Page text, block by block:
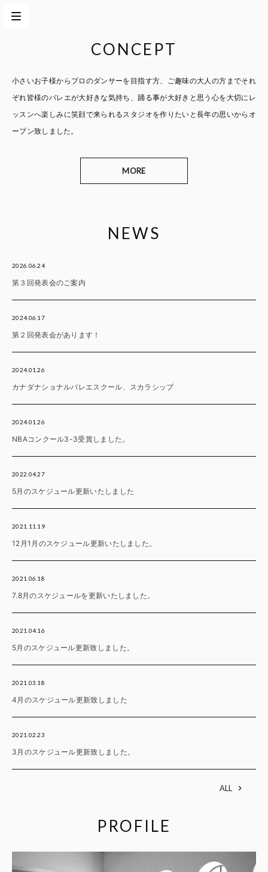
CONCEPT
小さいお子様からプロのダンサーを目指す方、 ご趣味の大人の方までそれ
ぞれ皆様のバレエが大好きな気持ち、踊る事が大好きと思う心を大切に レ
ッスンへ楽しみに笑顔で来られるスタジオを作りたいと長年の思いからオ
ープン致しました。
MORE
NEWS
2026.06.24
第３回発表会のご案内
2024.06.17
第２回発表会があります！
2024.01.26
カナダナショナルバレエスクール、スカラシップ
2024.01.26
NBAコンクール3-3受賞しました。
2022.04.27
5月のスケジュール更新いたしました
2021.11.19
12月1月のスケジュール更新いたしました。
2021.06.18
7.8月のスケジュールを更新いたしました。
2021.04.16
5月のスケジュール更新致しました。
2021.03.18
4月のスケジュール更新致しました
2021.02.23
3月のスケジュール更新致しました。
ALL
PROFILE